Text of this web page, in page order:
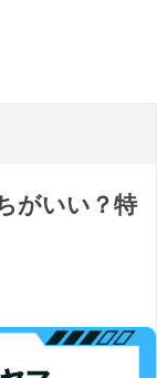
がいい？特